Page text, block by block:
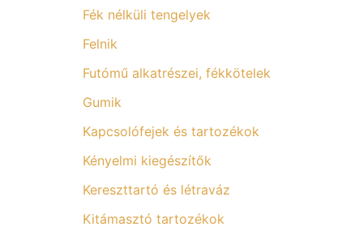
Fék nélküli tengelyek
Felnik
Futómű alkatrészei, fékkötelek
Gumik
Kapcsolófejek és tartozékok
Kényelmi kiegészítők
Kereszttartó és létraváz
Kitámasztó tartozékok